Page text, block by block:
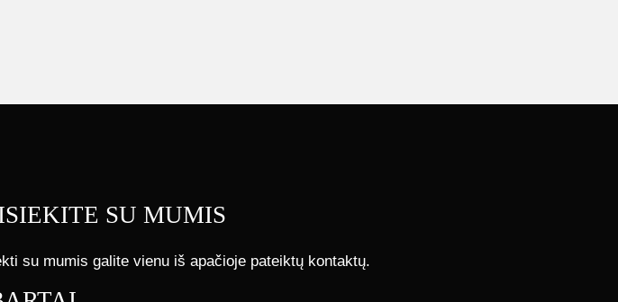
SU MUMIS
su mumis galite vienu iš apačioje pateiktų kontaktų.